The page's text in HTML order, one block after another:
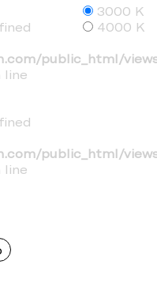
public_html/
line
public_html/
line
3000 K
4000 K